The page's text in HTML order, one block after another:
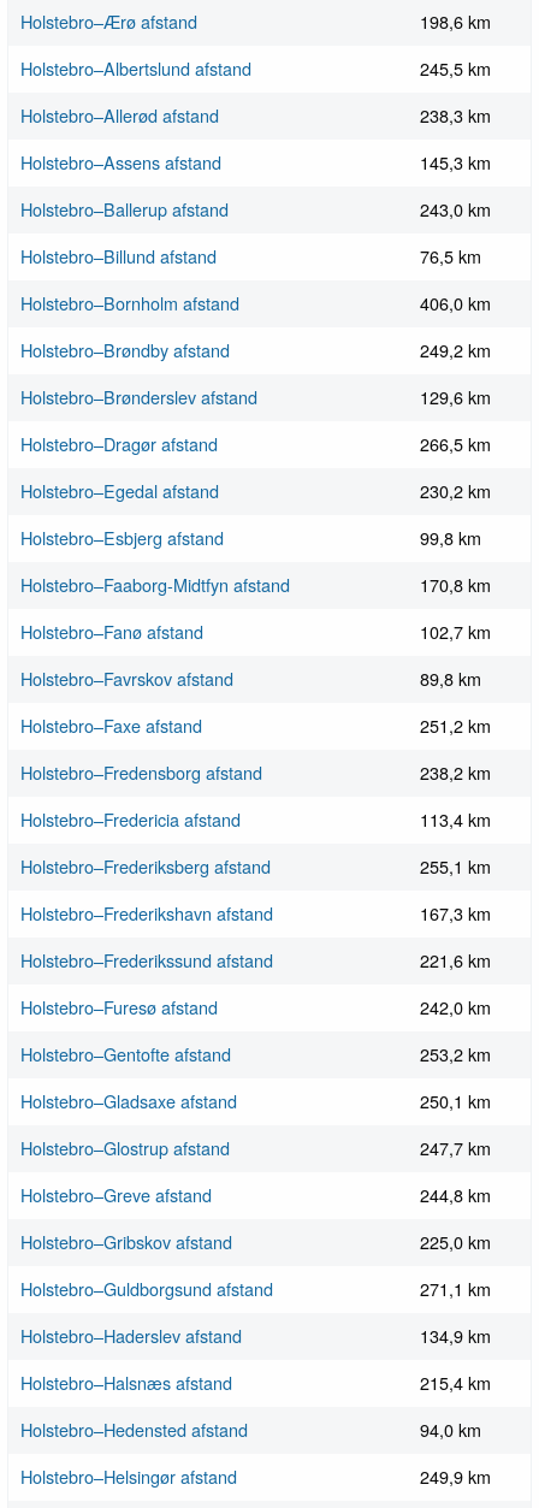
Holstebro–Ærø afstand
198,6 km
Holstebro–Albertslund afstand
245,5 km
Holstebro–Allerød afstand
238,3 km
Holstebro–Assens afstand
145,3 km
Holstebro–Ballerup afstand
243,0 km
Holstebro–Billund afstand
76,5 km
Holstebro–Bornholm afstand
406,0 km
Holstebro–Brøndby afstand
249,2 km
Holstebro–Brønderslev afstand
129,6 km
Holstebro–Dragør afstand
266,5 km
Holstebro–Egedal afstand
230,2 km
Holstebro–Esbjerg afstand
99,8 km
Holstebro–Faaborg-Midtfyn afstand
170,8 km
Holstebro–Fanø afstand
102,7 km
Holstebro–Favrskov afstand
89,8 km
Holstebro–Faxe afstand
251,2 km
Holstebro–Fredensborg afstand
238,2 km
Holstebro–Fredericia afstand
113,4 km
Holstebro–Frederiksberg afstand
255,1 km
Holstebro–Frederikshavn afstand
167,3 km
Holstebro–Frederikssund afstand
221,6 km
Holstebro–Furesø afstand
242,0 km
Holstebro–Gentofte afstand
253,2 km
Holstebro–Gladsaxe afstand
250,1 km
Holstebro–Glostrup afstand
247,7 km
Holstebro–Greve afstand
244,8 km
Holstebro–Gribskov afstand
225,0 km
Holstebro–Guldborgsund afstand
271,1 km
Holstebro–Haderslev afstand
134,9 km
Holstebro–Halsnæs afstand
215,4 km
Holstebro–Hedensted afstand
94,0 km
Holstebro–Helsingør afstand
249,9 km